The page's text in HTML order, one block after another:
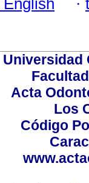
·
Universidad
Acta
Los
Código